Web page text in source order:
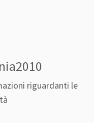
riguardanti le